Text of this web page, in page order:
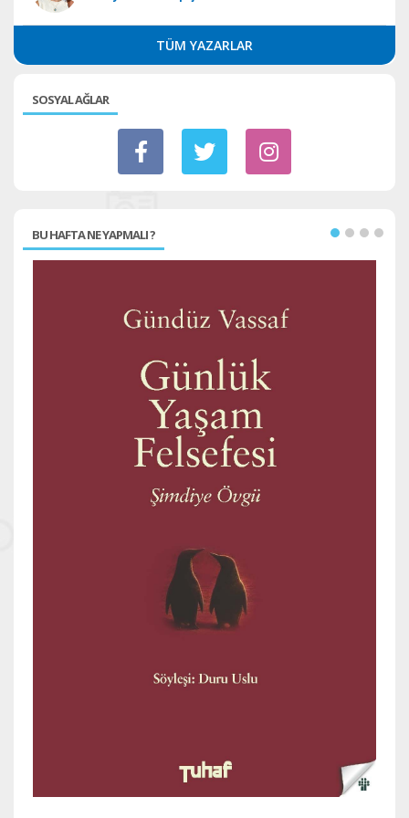
TÜM YAZARLAR
SOSYAL AĞLAR
BU HAFTA NE YAPMALI ?